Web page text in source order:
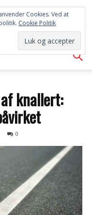
knallert:
0
Cookies. Ved at
Cookie Politik